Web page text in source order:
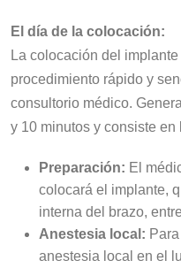
El día de la colocación:
La colocación del
procedimiento rápido y
consultorio médico.
y 10 minutos y consiste
Preparación: El
colocará el implante,
interna del brazo,
Anestesia local:
anestesia local en el